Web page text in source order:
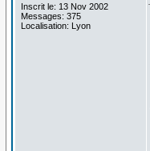
Inscrit le: 13 Nov 2002
Messages: 375
Localisation: Lyon